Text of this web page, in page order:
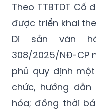
Theo TTBTDT Cố
được triển khai
Di sản văn
308/2025/NĐ-CP
phủ quy định
chức, hướng dẫn
hóa; đồng thời